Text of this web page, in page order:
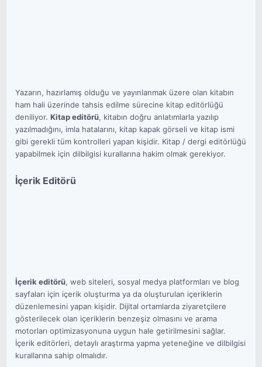
Yazarın, hazırlamış olduğu ve yayınlanmak üzere olan kitabın
ham hali üzerinde tahsis edilme sürecine kitap editörlüğü
deniliyor.Kitap editörü, kitabın doğru anlatımlarla yazılıp
yazılmadığını, imla hatalarını, kitap kapak görseli ve kitap ismi
gibi gerekli tüm kontrolleri yapan kişidir. Kitap / dergi editörlüğü
yapabilmek için dilbilgisi kurallarına hakim olmak gerekiyor.
İçerik Editörü
İçerik editörü, web siteleri, sosyal medya platformları ve blog
sayfaları için içerik oluşturma ya da oluşturulan içeriklerin
düzenlemesini yapan kişidir. Dijital ortamlarda ziyaretçilere
gösterilecek olan içeriklerin benzeşiz olmasını ve arama
motorları optimizasyonuna uygun hale getirilmesini sağlar.
İçerik editörleri, detaylı araştırma yapma yeteneğine ve dilbilgisi
kurallarına sahip olmalıdır.